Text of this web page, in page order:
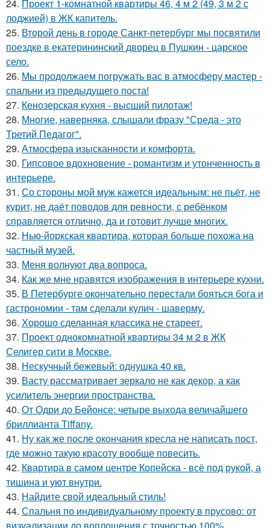
24. Проект 1-комнатной квартиры 46, 4 м 2 (49, 3 м 2 с
лоджией) в ЖК капитель.
25. Второй день в городе Санкт-петербург мы посвятили
поездке в екатерининский дворец в Пушкин - царское
село.
26. Мы продолжаем погружать вас в атмосферу мастер -
спальни из предыдущего поста!
27. Кенозерская кухня - высший пилотаж!
28. Многие, наверняка, слышали фразу "Среда - это
Третий Педагог".
29. Атмосфера изысканности и комфорта.
30. Гипсовое вдохновение - романтизм и утонченность в
интерьере.
31. Со стороны мой муж кажется идеальным: не пьёт, не
курит, не даёт поводов для ревности, с ребёнком
справляется отлично, да и готовит лучше многих.
32. Нью-йоркская квартира, которая больше похожа на
частный музей.
33. Меня волнуют два вопроса.
34. Как же мне нравятся изображения в интерьере кухни.
35. В Петербурге окончательно перестали бояться бога и
гастрономии - там сделали кулич - шаверму.
36. Хорошо сделанная классика не стареет.
37. Проект однокомнатной квартиры 34 м 2 в ЖК
Селигер сити в Москве.
38. Нескучный бежевый: однушка 40 кв.
39. Васту рассматривает зеркало не как декор, а как
усилитель энергии пространства.
40. От Одри до Бейонсе: четыре выхода величайшего
бриллианта Tiffany.
41. Ну как же после окончания кресла не написать пост,
где можно такую красоту вообще повесить.
42. Квартира в самом центре Копейска - всё под рукой, а
тишина и уют внутри.
43. Найдите свой идеальный стиль!
44. Спальня по индивидуальному проекту в прусово: от